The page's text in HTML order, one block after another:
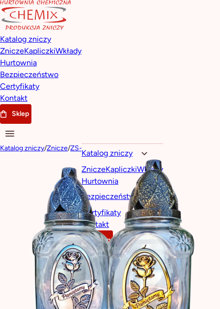
Katalog zniczy
ZniczeKapliczkiWkłady
Hurtownia
Bezpieczeństwo
Certyfikaty
Kontakt
Sklep
Katalog zniczy
ZniczeKapliczkiWkłady
Hurtownia
Bezpieczeństwo
Certyfikaty
Kontakt
Sklep
Katalog zniczy/Znicze/ZS-587